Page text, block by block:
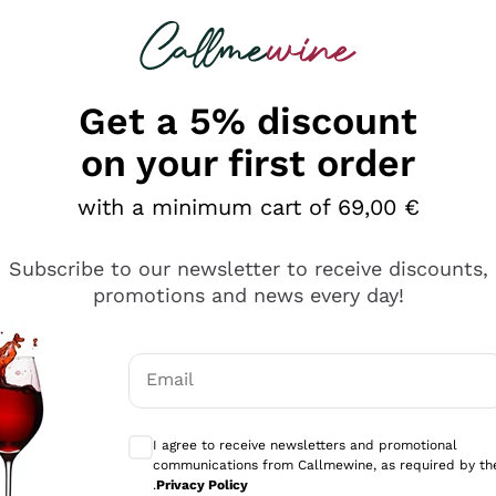
looking for
diversi e con un ampio range di prezzo. Le
Get a 5% discount
on your first order
with a minimum cart of 69,00 €
Subscribe to our newsletter to receive discounts,
promotions and news every day!
Email
I agree to receive newsletters and promotional
communications from Callmewine, as required by
.Privacy Policy